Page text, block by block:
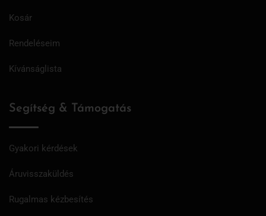
Kosár
Rendeléseim
Kívánságlista
Segítség & Támogatás
Gyakori kérdések
Áruvisszaküldés
Rugalmas kézbesítés